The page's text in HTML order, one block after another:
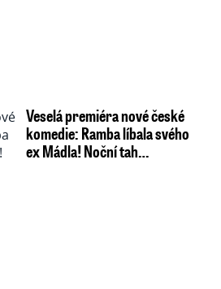
Veselá premiéra nové české
komedie: Ramba líbala svého
ex Mádla! Noční tah…